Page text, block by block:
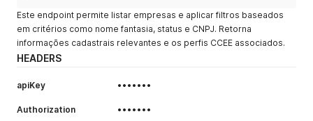
Este endpoint permite listar empresas e aplicar filtros baseados
em critérios como nome fantasia, status e CNPJ. Retorna
informações cadastrais relevantes e os perfis CCEE associados.
HEADERS
apiKey •••••••
Authorization •••••••